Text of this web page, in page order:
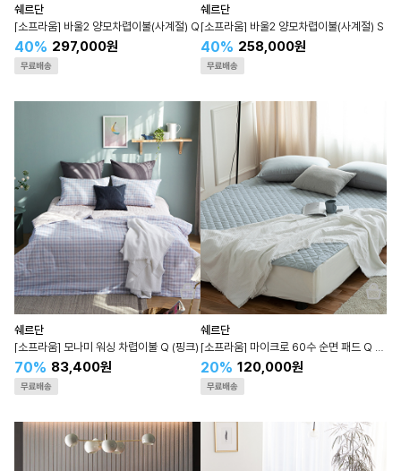
쉐르단
[소프라움] 바울2 양모차렵이불(사계절) Q
40% 297,000원
쉐르단
[소프라움] 바울2 양모차렵이불(사계절) S
40% 258,000원
쉐르단
[소프라움] 모나미 워싱 차렵이불 Q (핑크)
70% 83,400원
쉐르단
20% 120,000원